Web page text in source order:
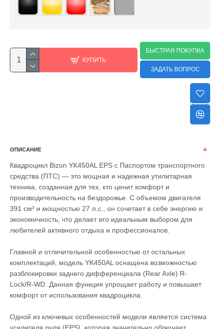
КУПИТЬ
БЫСТРАЯ ПОКУПКА
ЗАДАТЬ ВОПРОС
ОПИСАНИЕ
Квадроцикл Bizon YK450AL EPS c Паспортом транспортного
средства (ПТС) — это мощная и надежная утилитарная
техника, созданная для тех, кто ценит комфорт и
производительность на бездорожье. С объемом двигателя
391 см³ и мощностью 27 л.с., он сочетает в себе энергию и
экономичность, что делает его идеальным выбором для
любителей активного отдыха и профессионалов.
Главной и отличительной особенностью от остальных
комплектаций, модель YK450AL оснащена возможностью
разблокировки заднего дифференциала (Rear Axle) R-
Lock/R-WD. Данная функция упрощает работу и повышает
комфорт от использования квадроцикла.
Одной из ключевых особенностей модели является система